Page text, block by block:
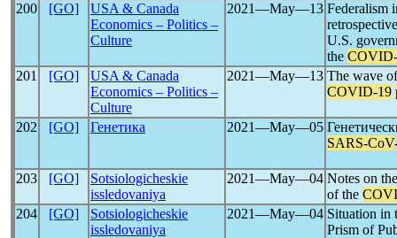
200
[GO]
USA & Canada
Economics – Politics –
Culture
2021―May―13 Federalism
U.S.
the
201
[GO]
USA & Canada
Economics – Politics –
Culture
2021―May―13 The wave
COVID-19
202 [GO] Генетика 2021―May―05
SARS-CoV
203 [GO]
Sotsiologicheskie
issledovaniya
2021―May―04 Notes on
of the
204
[GO]
Sotsiologicheskie
issledovaniya
2021―May―04 Situation in
Prism of